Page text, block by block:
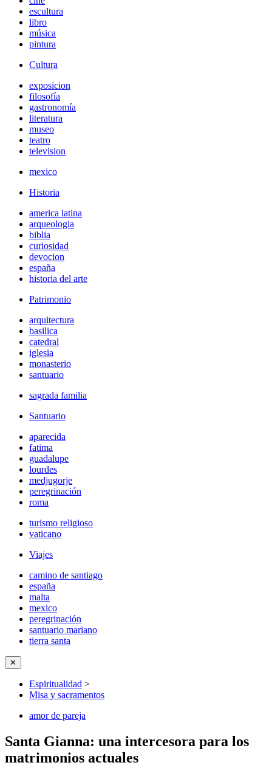
escultura
libro
música
pintura
Cultura
exposicion
filosofía
gastronomía
literatura
museo
teatro
television
mexico
Historia
america latina
arqueologia
biblia
curiosidad
devocion
españa
historia del arte
Patrimonio
arquitectura
basilica
catedral
iglesia
monasterio
santuario
sagrada familia
Santuario
aparecida
fatima
guadalupe
lourdes
medjugorje
peregrinación
roma
turismo religioso
vaticano
Viajes
camino de santiago
españa
malta
mexico
peregrinación
santuario mariano
tierra santa
✕
Espiritualidad >
Misa y sacramentos
amor de pareja
Santa Gianna: una intercesora para los
matrimonios actuales